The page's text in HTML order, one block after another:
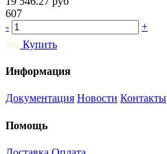
607
-
+
Купить
Информация
Документация Новости Контакты
Помощь